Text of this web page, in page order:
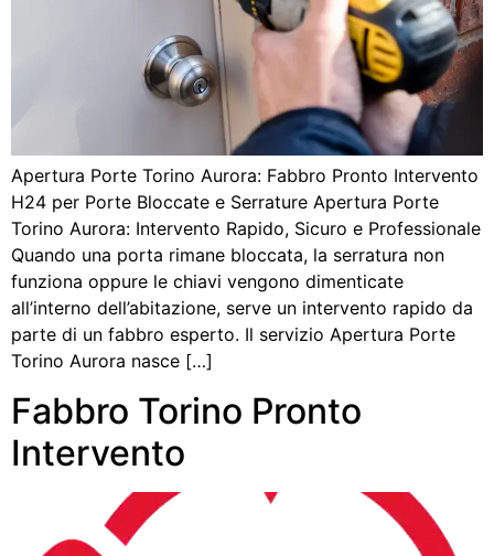
Apertura Porte Torino Aurora: Fabbro Pronto Intervento
H24 per Porte Bloccate e Serrature Apertura Porte
Torino Aurora: Intervento Rapido, Sicuro e Professionale
Quando una porta rimane bloccata, la serratura non
funziona oppure le chiavi vengono dimenticate
all’interno dell’abitazione, serve un intervento rapido da
parte di un fabbro esperto. Il servizio Apertura Porte
Torino Aurora nasce […]
Fabbro Torino Pronto
Intervento